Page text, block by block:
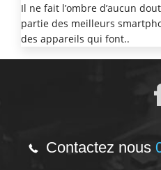
Il ne fait l’ombre d’aucun
partie des meilleurs
des appareils qui font..
Contactez nous